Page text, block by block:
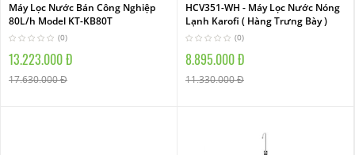
Máy Lọc Nước Bán Công Nghiệp
80L/h Model KT-KB80T
(0)
13.223.000 Đ
17.630.000 Đ
HCV351-WH - Máy Lọc Nước Nóng
Lạnh Karofi ( Hàng Trưng Bày )
(0)
8.895.000 Đ
11.330.000 Đ